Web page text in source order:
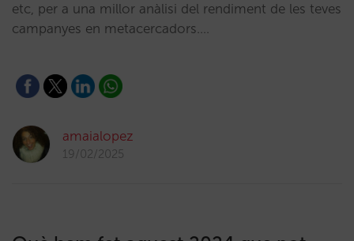
etc, per a una millor anàlisi del rendiment de les teves
campanyes en metacercadors.…
amaialopez
19/02/2025